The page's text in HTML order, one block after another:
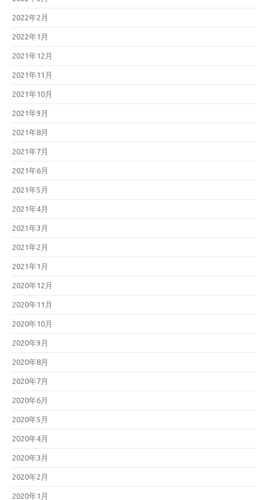
2022年2月
2022年1月
2021年12月
2021年11月
2021年10月
2021年9月
2021年8月
2021年7月
2021年6月
2021年5月
2021年4月
2021年3月
2021年2月
2021年1月
2020年12月
2020年11月
2020年10月
2020年9月
2020年8月
2020年7月
2020年6月
2020年5月
2020年4月
2020年3月
2020年2月
2020年1月